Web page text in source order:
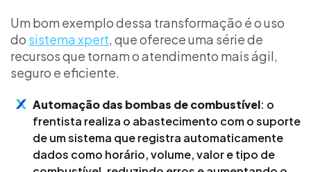
Um bom exemplo dessa transformação é o uso
do sistema xpert, que oferece uma série de
recursos que tornam o atendimento mais ágil,
seguro e eficiente.
Automação das bombas de combustível: o
frentista realiza o abastecimento com o suporte
de um sistema que registra automaticamente
dados como horário, volume, valor e tipo de